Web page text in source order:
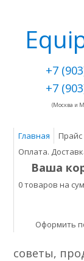
+7
+7
(Москва и
Главная Прайс
Оплата.
Ваша
0 товаров на
Оформить
советы,